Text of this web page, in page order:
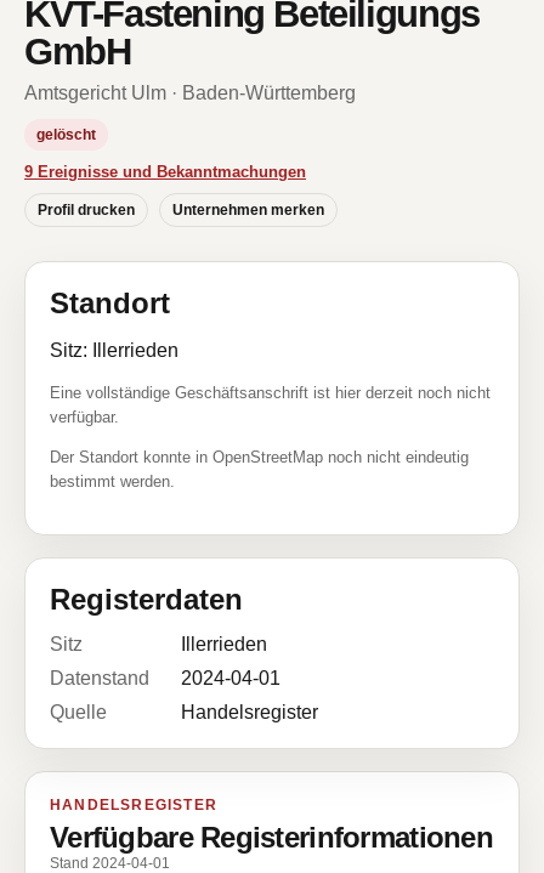
KVT-Fastening Beteiligungs
GmbH
Amtsgericht Ulm · Baden-Württemberg
gelöscht
9 Ereignisse und Bekanntmachungen
Profil drucken Unternehmen merken
Standort
Sitz: Illerrieden
Eine vollständige Geschäftsanschrift ist hier derzeit noch nicht
verfügbar.
Der Standort konnte in OpenStreetMap noch nicht eindeutig
bestimmt werden.
Registerdaten
Sitz
Illerrieden
Datenstand
2024-04-01
Quelle
Handelsregister
HANDELSREGISTER
Verfügbare Registerinformationen
Stand 2024-04-01